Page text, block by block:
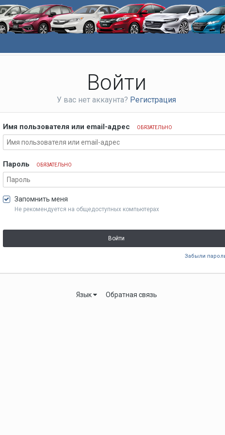
Войти
У вас нет аккаунта? Регистрация
Имя пользователя или email-адрес ОБЯЗАТЕЛЬНО
Пароль ОБЯЗАТЕЛЬНО
Запомнить меня
Не рекомендуется на общедоступных компьютерах
Войти
Забыли
Язык Обратная связь